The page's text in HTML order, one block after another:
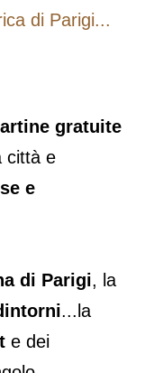
di Parigi...
gratuite
città e
e
di Parigi, la
...la
e dei